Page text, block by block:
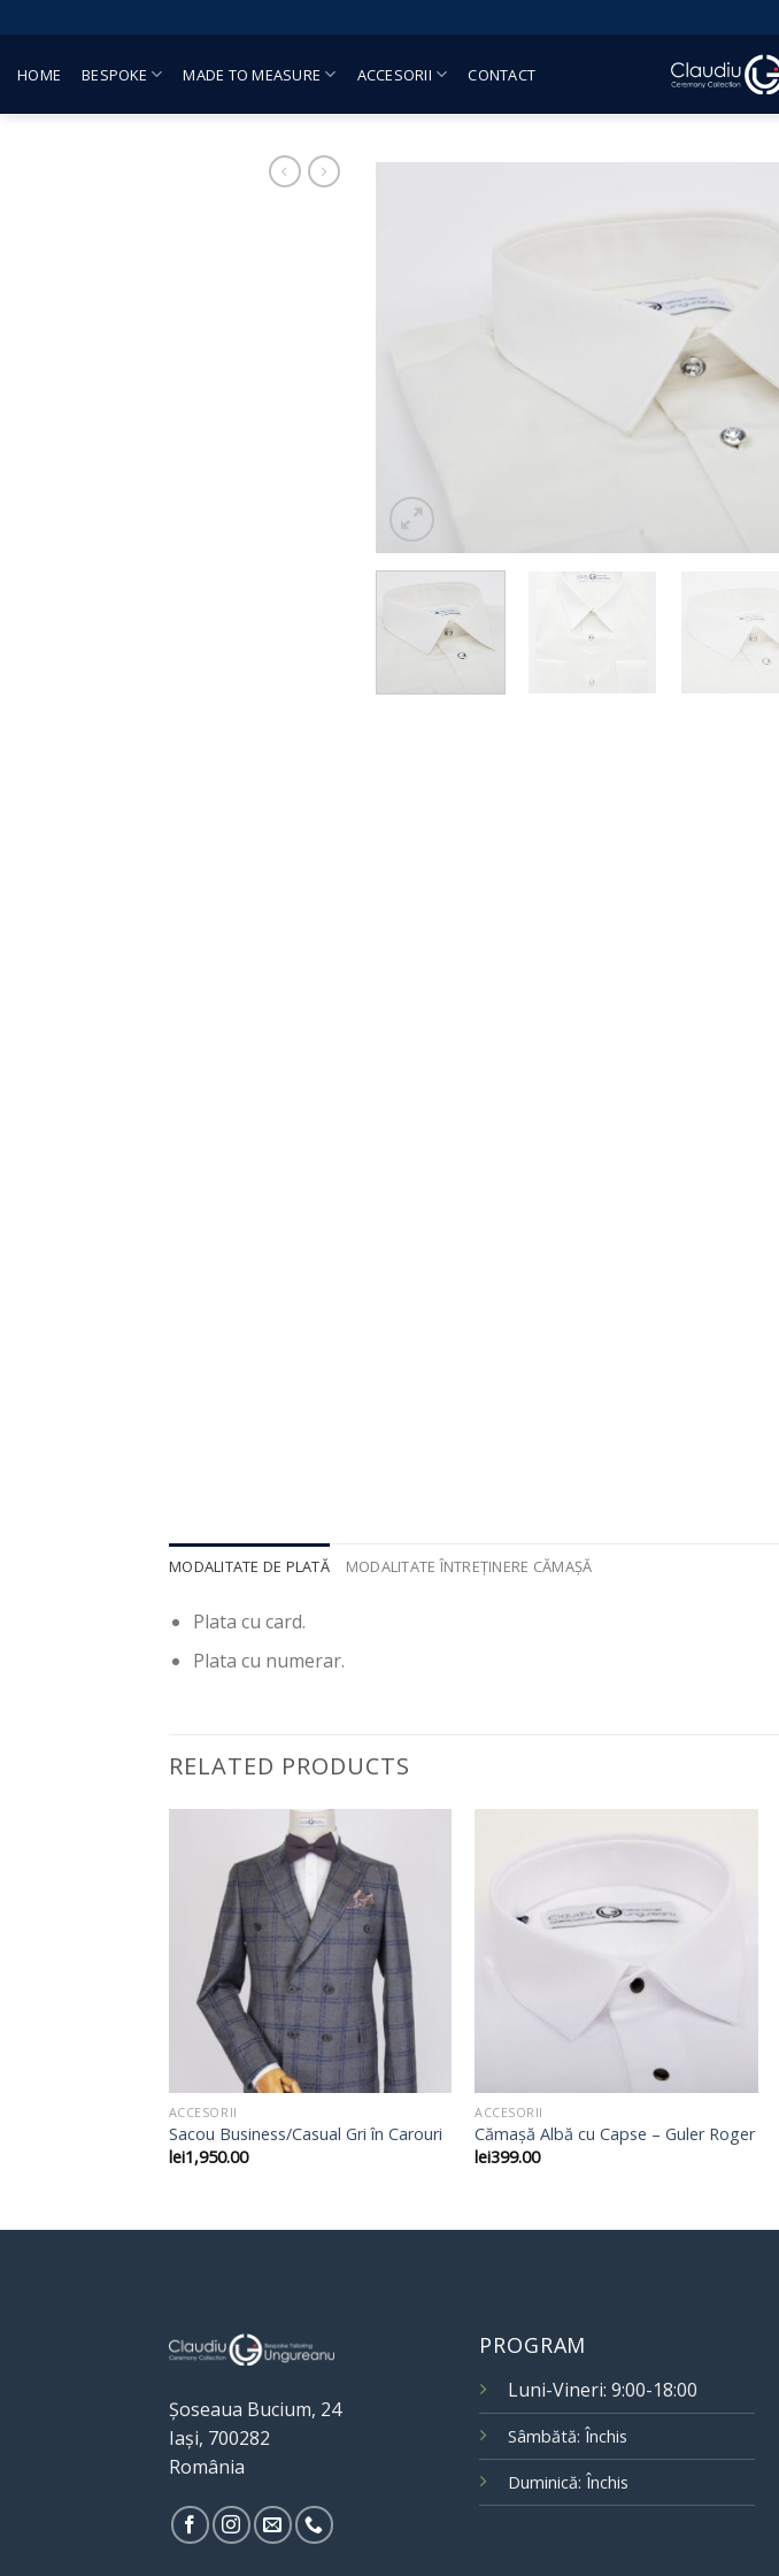
to
content
HOME BESPOKE MADE TO MEASURE ACCESORII CONTACT
MODALITATE DE PLATĂ MODALITATE ÎNTREȚINERE CĂMAȘĂ
Plata cu card.
Plata cu numerar.
RELATED PRODUCTS
ACCESORII
Sacou Business/Casual Gri în Carouri
lei1,950.00
ACCESORII
Cămașă Albă cu Capse – Guler Roger
lei399.00
Șoseaua Bucium, 24
Iași, 700282
România
PROGRAM
Luni-Vineri: 9:00-18:00
Sâmbătă: Închis
Duminică: Închis